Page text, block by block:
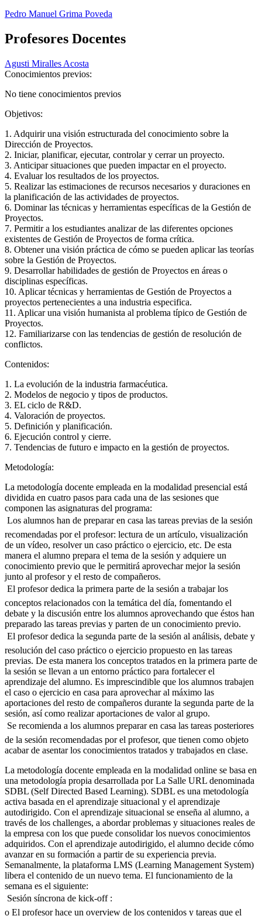
Pedro Manuel Grima Poveda
Profesores Docentes
Agusti Miralles Acosta
Conocimientos previos:
No tiene conocimientos previos
Objetivos:
1. Adquirir una visión estructurada del conocimiento sobre la
Dirección de Proyectos.
2. Iniciar, planificar, ejecutar, controlar y cerrar un proyecto.
3. Anticipar situaciones que pueden impactar en el proyecto.
4. Evaluar los resultados de los proyectos.
5. Realizar las estimaciones de recursos necesarios y duraciones en
la planificación de las actividades de proyectos.
6. Dominar las técnicas y herramientas específicas de la Gestión de
Proyectos.
7. Permitir a los estudiantes analizar de las diferentes opciones
existentes de Gestión de Proyectos de forma crítica.
8. Obtener una visión práctica de cómo se pueden aplicar las teorías
sobre la Gestión de Proyectos.
9. Desarrollar habilidades de gestión de Proyectos en áreas o
disciplinas específicas.
10. Aplicar técnicas y herramientas de Gestión de Proyectos a
proyectos pertenecientes a una industria especifica.
11. Aplicar una visión humanista al problema típico de Gestión de
Proyectos.
12. Familiarizarse con las tendencias de gestión de resolución de
conflictos.
Contenidos:
1. La evolución de la industria farmacéutica.
2. Modelos de negocio y tipos de productos.
3. EL ciclo de R&D.
4. Valoración de proyectos.
5. Definición y planificación.
6. Ejecución control y cierre.
7. Tendencias de futuro e impacto en la gestión de proyectos.
Metodología:
La metodología docente empleada en la modalidad presencial está
dividida en cuatro pasos para cada una de las sesiones que
componen las asignaturas del programa:
 Los alumnos han de preparar en casa las tareas previas de la sesión
recomendadas por el profesor: lectura de un artículo, visualización
de un vídeo, resolver un caso práctico o ejercicio, etc. De esta
manera el alumno prepara el tema de la sesión y adquiere un
conocimiento previo que le permitirá aprovechar mejor la sesión
junto al profesor y el resto de compañeros.
 El profesor dedica la primera parte de la sesión a trabajar los
conceptos relacionados con la temática del día, fomentando el
debate y la discusión entre los alumnos aprovechando que éstos han
preparado las tareas previas y parten de un conocimiento previo.
 El profesor dedica la segunda parte de la sesión al análisis, debate y
resolución del caso práctico o ejercicio propuesto en las tareas
previas. De esta manera los conceptos tratados en la primera parte de
la sesión se llevan a un entorno práctico para fortalecer el
aprendizaje del alumno. Es imprescindible que los alumnos trabajen
el caso o ejercicio en casa para aprovechar al máximo las
aportaciones del resto de compañeros durante la segunda parte de la
sesión, así como realizar aportaciones de valor al grupo.
 Se recomienda a los alumnos preparar en casa las tareas posteriores
de la sesión recomendadas por el profesor, que tienen como objeto
acabar de asentar los conocimientos tratados y trabajados en clase.
La metodología docente empleada en la modalidad online se basa en
una metodología propia desarrollada por La Salle URL denominada
SDBL (Self Directed Based Learning). SDBL es una metodología
activa basada en el aprendizaje situacional y el aprendizaje
autodirigido. Con el aprendizaje situacional se enseña al alumno, a
través de los challenges, a abordar problemas y situaciones reales de
la empresa con los que puede consolidar los nuevos conocimientos
adquiridos. Con el aprendizaje autodirigido, el alumno decide cómo
avanzar en su formación a partir de su experiencia previa.
Semanalmente, la plataforma LMS (Learning Management System)
libera el contenido de un nuevo tema. El funcionamiento de la
semana es el siguiente:
 Sesión síncrona de kick-off :
o El profesor hace un overview de los contenidos y tareas que el